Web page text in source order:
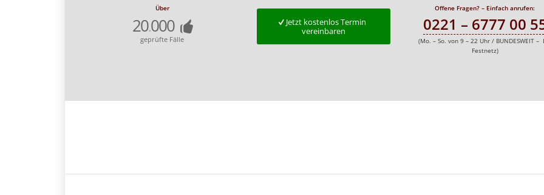
Über
20.000
geprüfte Fälle
Jetzt kostenlos Termin
vereinbaren
Offene Fragen? – Einfach anrufen:
0221 – 6777 00
(Mo. – So. von 9 – 22 Uhr / BUNDESWEIT –
Festnetz)